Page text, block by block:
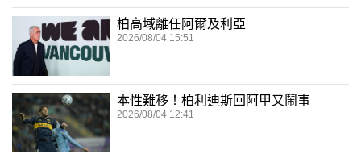
柏高域離任阿爾及利亞
2026/08/04 15:51
本性難移！柏利迪斯回阿甲又鬧事
2026/08/04 12:41